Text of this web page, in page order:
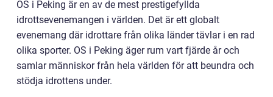
OS i Peking är en av de mest prestigefyllda
idrottsevenemangen i världen. Det är ett globalt
evenemang där idrottare från olika länder tävlar i en rad
olika sporter. OS i Peking äger rum vart fjärde år och
samlar människor från hela världen för att beundra och
stödja idrottens under.